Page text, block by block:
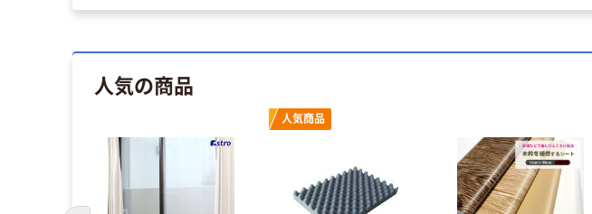
人気の商品
人気商品